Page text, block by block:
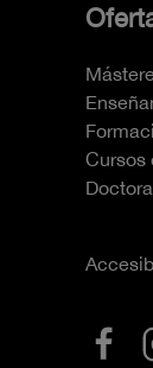
Cursos